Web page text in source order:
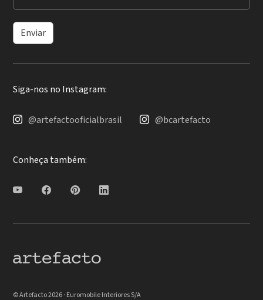
Enviar
Siga-nos no Instagram:
@artefactooficialbrasil @bcartefacto
Conheça também:
© Artefacto 2026 · Euromobile Interiores S/A